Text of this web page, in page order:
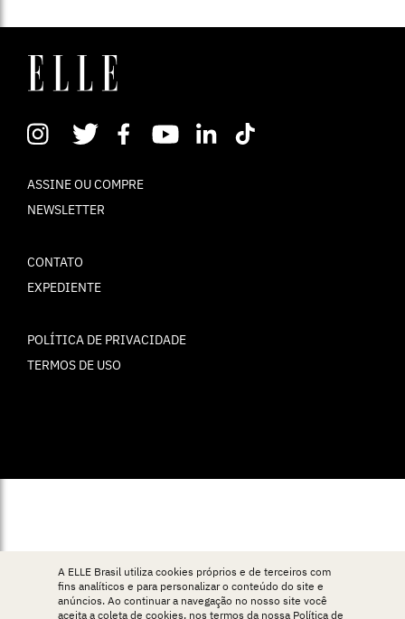
ASSINE OU COMPRE
NEWSLETTER
CONTATO
EXPEDIENTE
POLÍTICA DE PRIVACIDADE
TERMOS DE USO
A ELLE Brasil utiliza cookies próprios e de terceiros com
fins analíticos e para personalizar o conteúdo do site e
anúncios. Ao continuar a navegação no nosso site você
aceita a coleta de cookies, nos termos da nossa Política de